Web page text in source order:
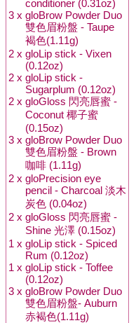
conditioner (0.31oz)
3 x gloBrow Powder Duo
雙色眉粉盤 - Taupe
褐色(1.11g)
2 x gloLip stick - Vixen
(0.12oz)
2 x gloLip stick -
Sugarplum (0.12oz)
2 x gloGloss 閃亮唇蜜 -
Coconut 椰子蜜
(0.15oz)
3 x gloBrow Powder Duo
雙色眉粉盤 - Brown
咖啡 (1.11g)
2 x gloPrecision eye
pencil - Charcoal 淡木
炭色 (0.04oz)
2 x gloGloss 閃亮唇蜜 -
Shine 光澤 (0.15oz)
1 x gloLip stick - Spiced
Rum (0.12oz)
1 x gloLip stick - Toffee
(0.12oz)
3 x gloBrow Powder Duo
雙色眉粉盤- Auburn
赤褐色(1.11g)